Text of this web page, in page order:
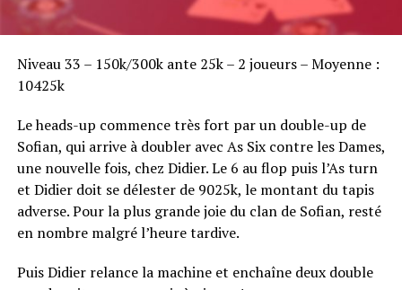
Niveau 33 – 150k/300k ante 25k – 2 joueurs – Moyenne :
10425k
Le heads-up commence très fort par un double-up de
Sofian, qui arrive à doubler avec As Six contre les Dames,
une nouvelle fois, chez Didier. Le 6 au flop puis l’As turn
et Didier doit se délester de 9025k, le montant du tapis
adverse. Pour la plus grande joie du clan de Sofian, resté
en nombre malgré l’heure tardive.
Puis Didier relance la machine et enchaîne deux double